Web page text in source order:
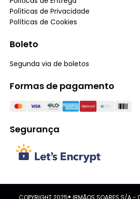
Políticas de Privacidade
Políticas de Cookies
Boleto
Segunda via de boletos
Formas de pagamento
Segurança
COPYRIGHT 2025® IRMÃOS SOARES S/A